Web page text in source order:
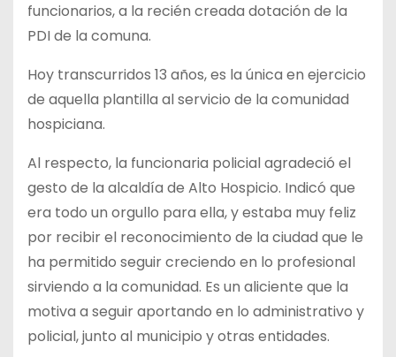
funcionarios, a la recién creada dotación de la
PDI de la comuna.
Hoy transcurridos 13 años, es la única en ejercicio
de aquella plantilla al servicio de la comunidad
hospiciana.
Al respecto, la funcionaria policial agradeció el
gesto de la alcaldía de Alto Hospicio. Indicó que
era todo un orgullo para ella, y estaba muy feliz
por recibir el reconocimiento de la ciudad que le
ha permitido seguir creciendo en lo profesional
sirviendo a la comunidad. Es un aliciente que la
motiva a seguir aportando en lo administrativo y
policial, junto al municipio y otras entidades.